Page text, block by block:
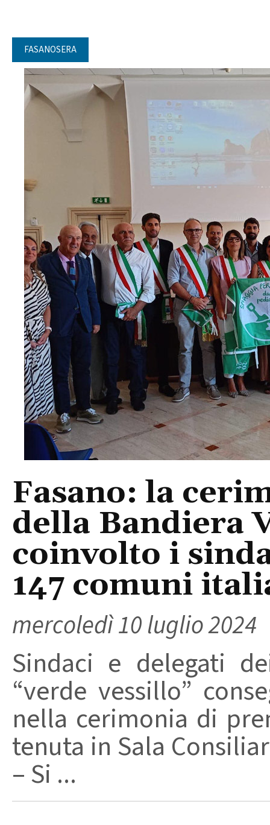
FASANOSERA
Fasano: la
della Bandiera
coinvolto i
147 comuni
mercoledì 10 luglio 2024
Sindaci e delegati
“verde vessillo”
nella cerimonia di
tenuta in Sala
– Si ...